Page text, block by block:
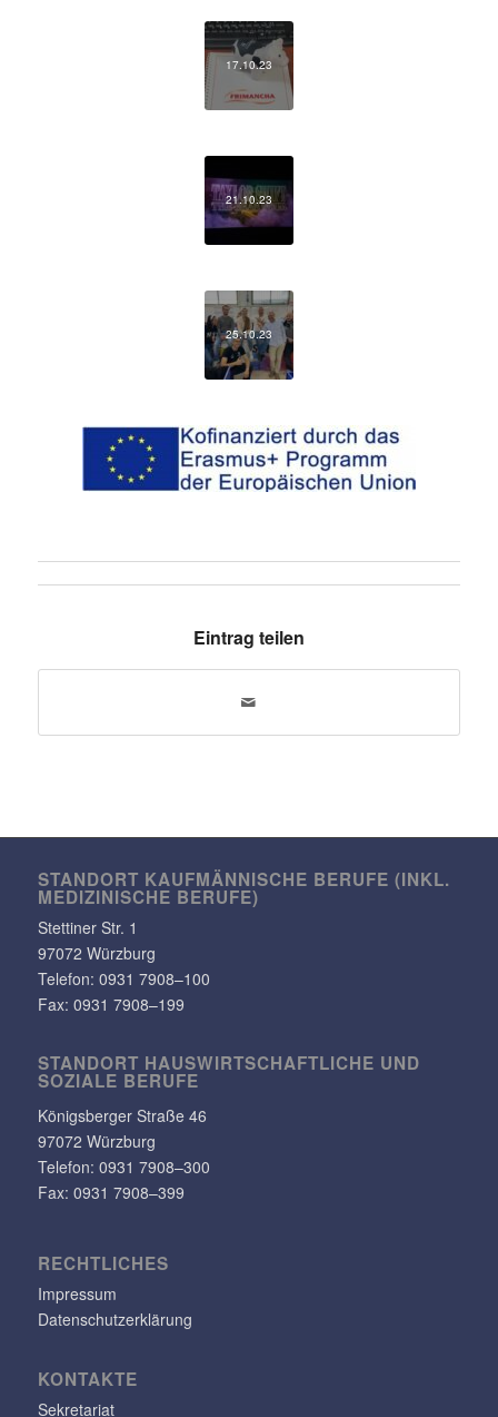
17.10.23
21.10.23
25.10.23
Eintrag teilen
STANDORT KAUF­MÄN­NI­SCHE BERUFE (INKL.
MEDI­ZI­NI­SCHE BERUFE)
Stet­tiner Str. 1
97072 Würzburg
Telefon: 0931 7908–100
Fax: 0931 7908–199
STANDORT HAUS­WIRT­SCHAFT­LICHE UND
SOZIALE BERUFE
Königs­berger Straße 46
97072 Würzburg
Telefon: 0931 7908–300
Fax: 0931 7908–399
RECHT­LI­CHES
Impressum
Datenschutzerklärung
KONTAKTE
Sekretariat